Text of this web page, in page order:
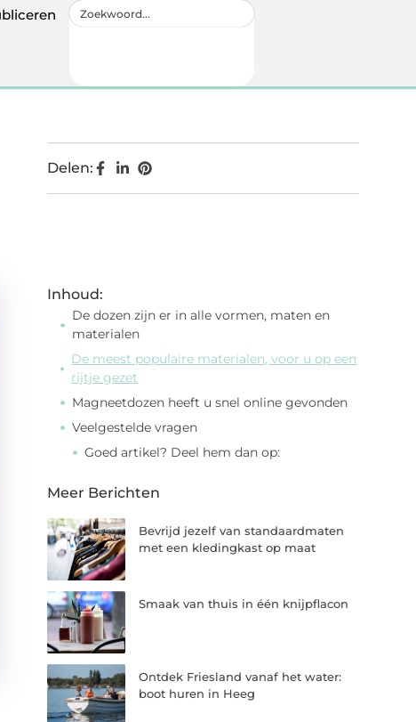
Delen:
Inhoud:
De dozen zijn er in alle vormen, maten en
materialen
De meest populaire materialen, voor u op een
rijtje gezet
Magneetdozen heeft u snel online gevonden
Veelgestelde vragen
Goed artikel? Deel hem dan op:
Meer Berichten
Bevrijd jezelf van standaardmaten
met een kledingkast op maat
Smaak van thuis in één knijpflacon
Ontdek Friesland vanaf het water:
boot huren in Heeg